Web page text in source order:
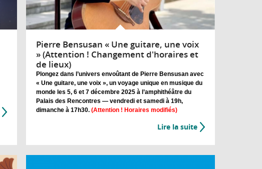
Pierre Bensusan « Une guitare, une voix
» (Attention ! Changement d'horaires et
de lieux)
Plongez dans l’univers envoûtant de Pierre Bensusan avec
« Une guitare, une voix », un voyage unique en musique du
monde les 5, 6 et 7 décembre 2025 à l’amphithéâtre du
Palais des Rencontres — vendredi et samedi à 19h,
dimanche à 17h30. (Attention ! Horaires modifiés)
Lire la suite